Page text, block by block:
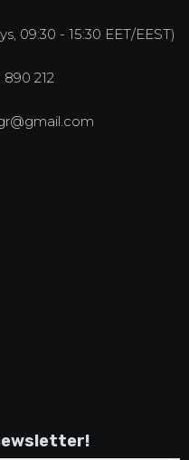
09:30 - 15:30 EET/EEST)
890 212